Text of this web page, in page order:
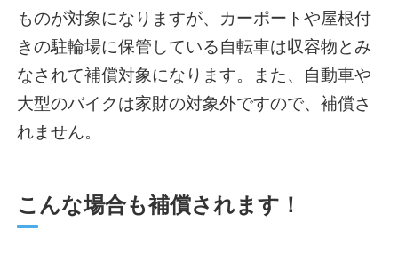
ものが対象になりますが、カーポートや屋根付
きの駐輪場に保管している自転車は収容物とみ
なされて補償対象になります。また、自動車や
大型のバイクは家財の対象外ですので、補償さ
れません。
こんな場合も補償されます！